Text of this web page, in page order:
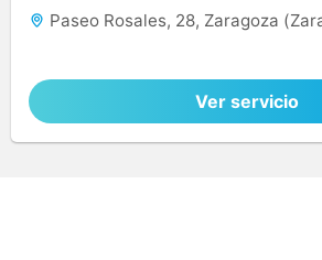
Paseo Rosales, 28, Zaragoza
Ver servicio